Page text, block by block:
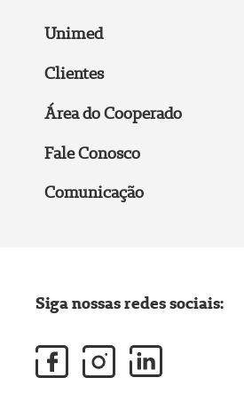
Unimed
Clientes
Área do Cooperado
Fale Conosco
Comunicação
Siga nossas redes sociais: